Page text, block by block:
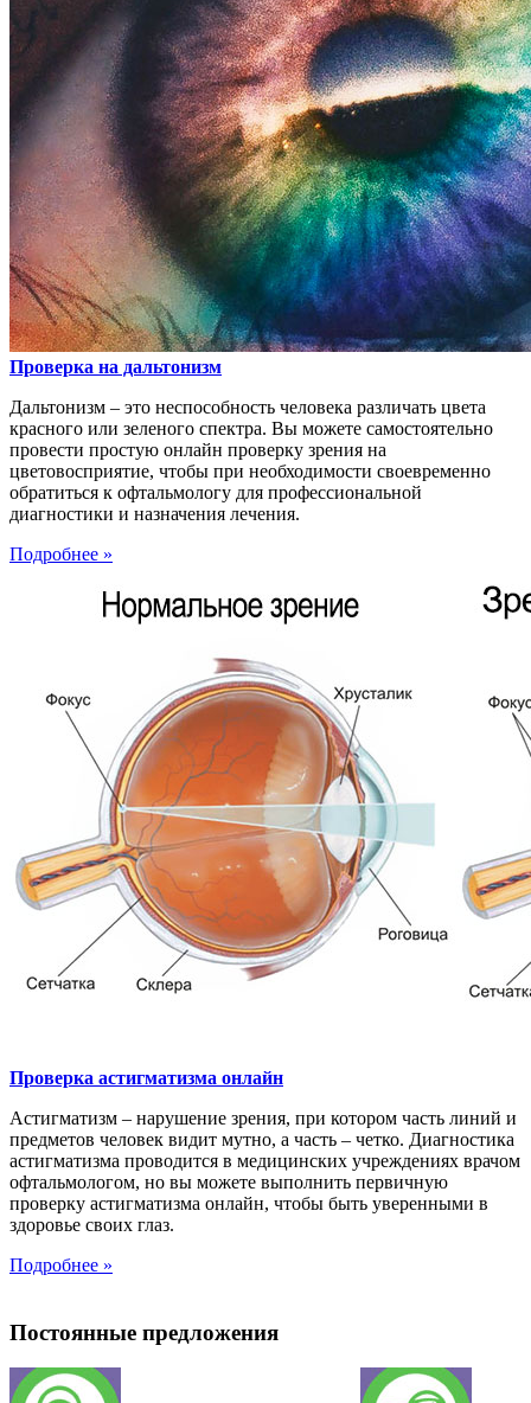
Проверка на дальтонизм
Дальтонизм – это неспособность человека различать цвета
красного или зеленого спектра. Вы можете самостоятельно
провести простую онлайн проверку зрения на
цветовосприятие, чтобы при необходимости своевременно
обратиться к офтальмологу для профессиональной
диагностики и назначения лечения.
Подробнее »
Проверка астигматизма онлайн
Астигматизм – нарушение зрения, при котором часть линий и
предметов человек видит мутно, а часть – четко. Диагностика
астигматизма проводится в медицинских учреждениях врачом
офтальмологом, но вы можете выполнить первичную
проверку астигматизма онлайн, чтобы быть уверенными в
здоровье своих глаз.
Подробнее »
Постоянные предложения